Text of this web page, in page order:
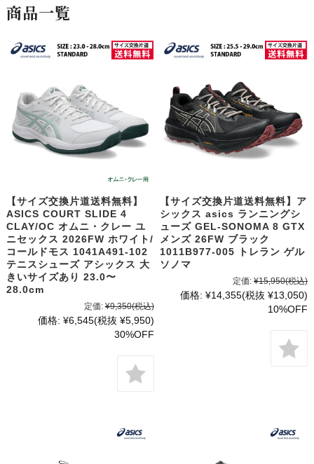
商品一覧
【サイズ交換片道送料無料】
ASICS COURT SLIDE 4
CLAY/OC オムニ・クレー ユ
ニセックス 2026FW ホワイト/
コールドモス 1041A491-102
テニスシューズ アシックス 大
きいサイズあり 23.0〜
28.0cm
定価: ¥9,350(税込)
価格: ¥6,545(税抜 ¥5,950)
30%OFF
【サイズ交換片道送料無料】ア
シックス asics ランニングシ
ューズ GEL-SONOMA 8 GTX
メンズ 26FW ブラック
1011B977-005 トレラン ゲル
ソノマ
定価: ¥15,950(税込)
価格: ¥14,355(税抜 ¥13,050)
10%OFF